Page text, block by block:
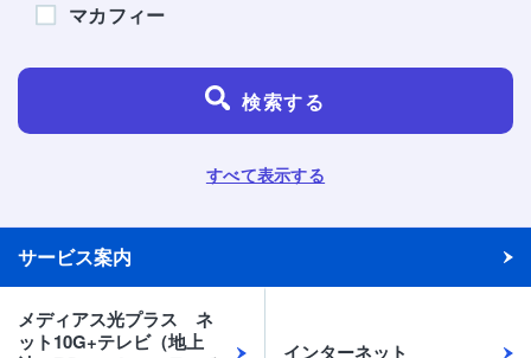
サービス案内
メディアス光プラス ネ
ット10G+テレビ（地上
インターネット
マカフィー
検索する
すべて表示する